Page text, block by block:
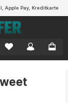
Apple Pay, Kreditkarte